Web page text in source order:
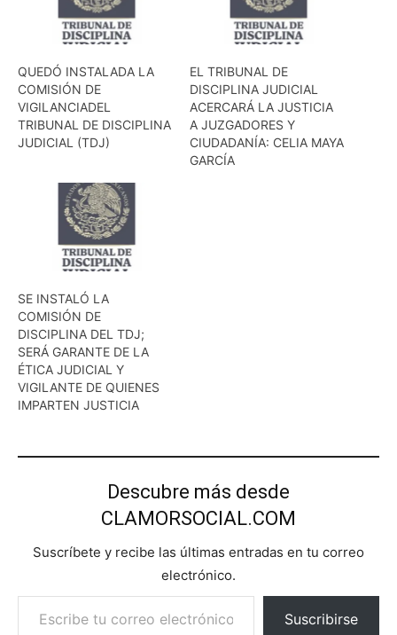
QUEDÓ INSTALADA LA
COMISIÓN DE
VIGILANCIADEL
TRIBUNAL DE DISCIPLINA
JUDICIAL (TDJ)
EL TRIBUNAL DE
DISCIPLINA JUDICIAL
ACERCARÁ LA JUSTICIA
A JUZGADORES Y
CIUDADANÍA: CELIA MAYA
GARCÍA
SE INSTALÓ LA
COMISIÓN DE
DISCIPLINA DEL TDJ;
SERÁ GARANTE DE LA
ÉTICA JUDICIAL Y
VIGILANTE DE QUIENES
IMPARTEN JUSTICIA
Descubre más desde
CLAMORSOCIAL.COM
Suscríbete y recibe las últimas entradas en tu correo
electrónico.
Escribe tu correo electrónico…
Suscribirse